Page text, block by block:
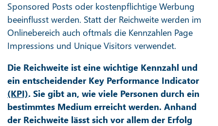
Sponsored Posts oder kostenpflichtige Werbung
beeinflusst werden. Statt der Reichweite werden im
Onlinebereich auch oftmals die Kennzahlen Page
Impressions und Unique Visitors verwendet.
Die Reichweite ist eine wichtige Kennzahl und
ein entscheidender Key Performance Indicator
(KPI). Sie gibt an, wie viele Personen durch ein
bestimmtes Medium erreicht werden. Anhand
der Reichweite lässt sich vor allem der Erfolg